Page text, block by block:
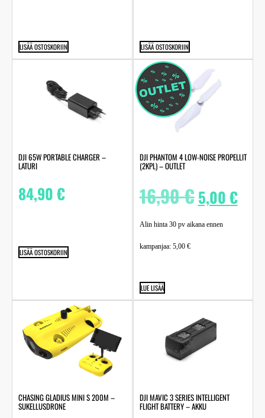
LISÄÄ OSTOSKORIIN LISÄÄ OSTOSKORIIN
DJI 65W PORTABLE CHARGER –
LATURI
84,90€
LISÄÄ OSTOSKORIIN
DJI PHANTOM 4 LOW-NOISE PROPELLIT
(2KPL) – OUTLET
16,90€ 5,00€
Alin hinta 30 pv aikana ennen
kampanjaa: 5,00 €
LUE LISÄÄ
CHASING GLADIUS MINI S 200M –
SUKELLUSDRONE
DJI MAVIC 3 SERIES INTELLIGENT
FLIGHT BATTERY – AKKU